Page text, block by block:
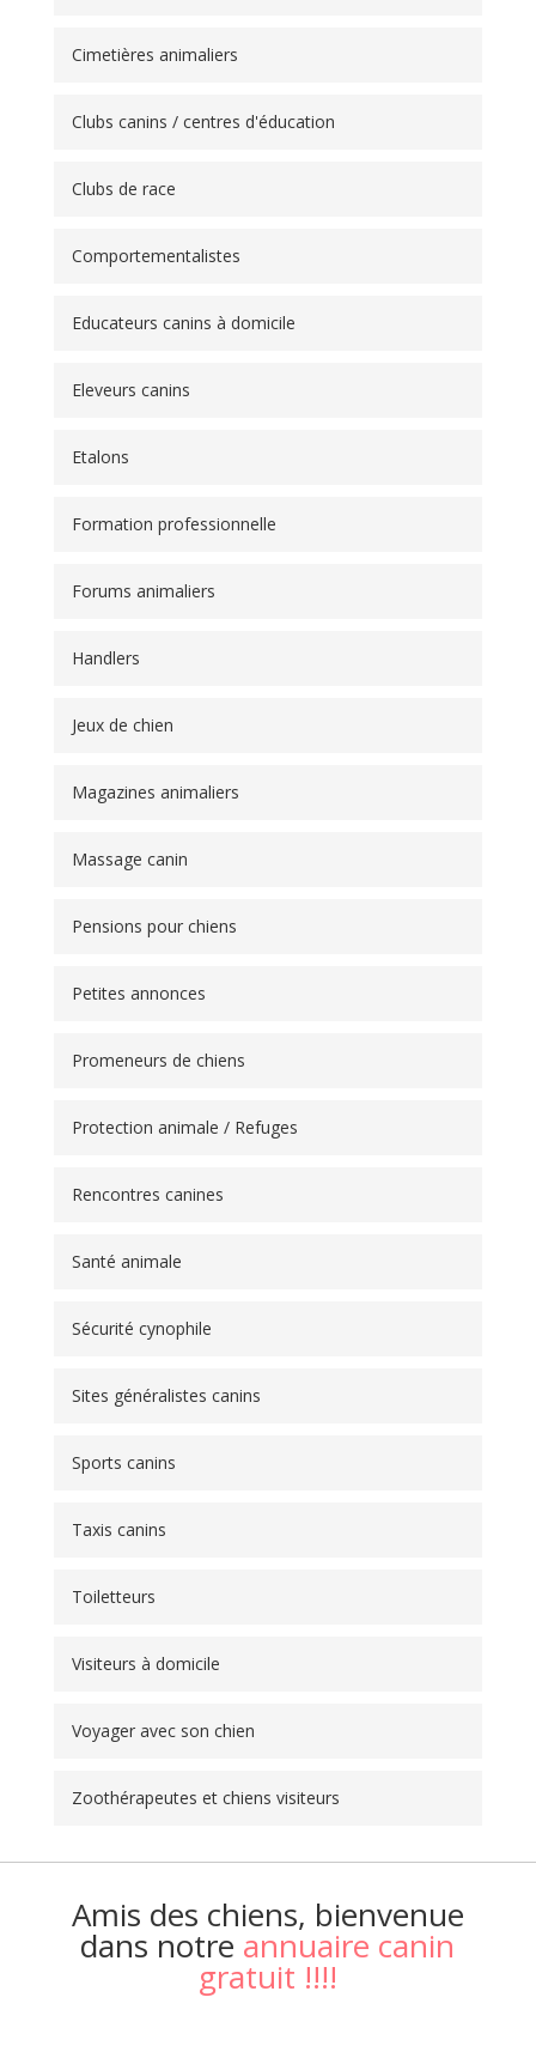
Cimetières animaliers
Clubs canins / centres d'éducation
Clubs de race
Comportementalistes
Educateurs canins à domicile
Eleveurs canins
Etalons
Formation professionnelle
Forums animaliers
Handlers
Jeux de chien
Magazines animaliers
Massage canin
Pensions pour chiens
Petites annonces
Promeneurs de chiens
Protection animale / Refuges
Rencontres canines
Santé animale
Sécurité cynophile
Sites généralistes canins
Sports canins
Taxis canins
Toiletteurs
Visiteurs à domicile
Voyager avec son chien
Zoothérapeutes et chiens visiteurs
Amis des chiens, bienvenue
dans notre annuaire canin
gratuit !!!!